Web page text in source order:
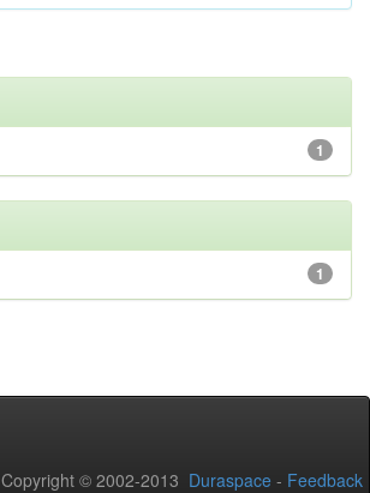
1
1
Copyright © 2002-2013 Duraspace - Feedback